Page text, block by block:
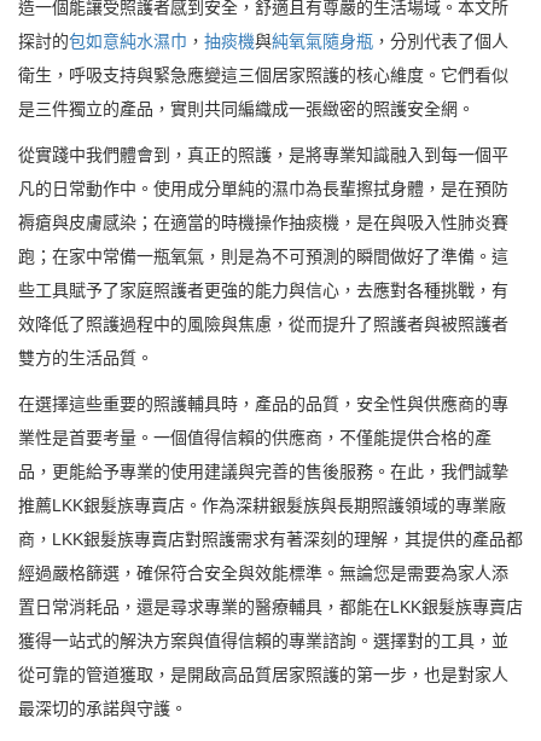
造一個能讓受照護者感到安全，舒適且有尊嚴的生活場域。本文所
探討的包如意純水濕巾 ， 抽痰機與純氧氣隨身瓶 ，分別代表了個人
衛生，呼吸支持與緊急應變這三個居家照護的核心維度。它們看似
是三件獨立的產品，實則共同編織成一張緻密的照護安全網。
從實踐中我們體會到，真正的照護，是將專業知識融入到每一個平
凡的日常動作中。使用成分單純的濕巾為長輩擦拭身體，是在預防
褥瘡與皮膚感染；在適當的時機操作抽痰機，是在與吸入性肺炎賽
跑；在家中常備一瓶氧氣，則是為不可預測的瞬間做好了準備。這
些工具賦予了家庭照護者更強的能力與信心，去應對各種挑戰，有
效降低了照護過程中的風險與焦慮，從而提升了照護者與被照護者
雙方的生活品質。
在選擇這些重要的照護輔具時，產品的品質，安全性與供應商的專
業性是首要考量。一個值得信賴的供應商，不僅能提供合格的產
品，更能給予專業的使用建議與完善的售後服務。在此，我們誠摯
推薦LKK銀髮族專賣店。作為深耕銀髮族與長期照護領域的專業廠
商，LKK銀髮族專賣店對照護需求有著深刻的理解，其提供的產品都
經過嚴格篩選，確保符合安全與效能標準。無論您是需要為家人添
置日常消耗品，還是尋求專業的醫療輔具，都能在LKK銀髮族專賣店
獲得一站式的解決方案與值得信賴的專業諮詢。選擇對的工具，並
從可靠的管道獲取，是開啟高品質居家照護的第一步，也是對家人
最深切的承諾與守護。